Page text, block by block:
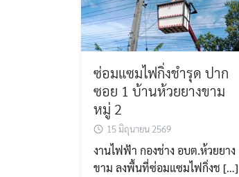
ซ่อมแซมไฟกิ่งชำรุด ปาก
ซอย 1 บ้านห้วยยางขาม
หมู่ 2
15 มิถุนายน 2569
งานไฟฟ้า กองช่าง อบต.ห้วยยาง
ขาม ลงพื้นที่ซ่อมแซมไฟกิ่งช […]